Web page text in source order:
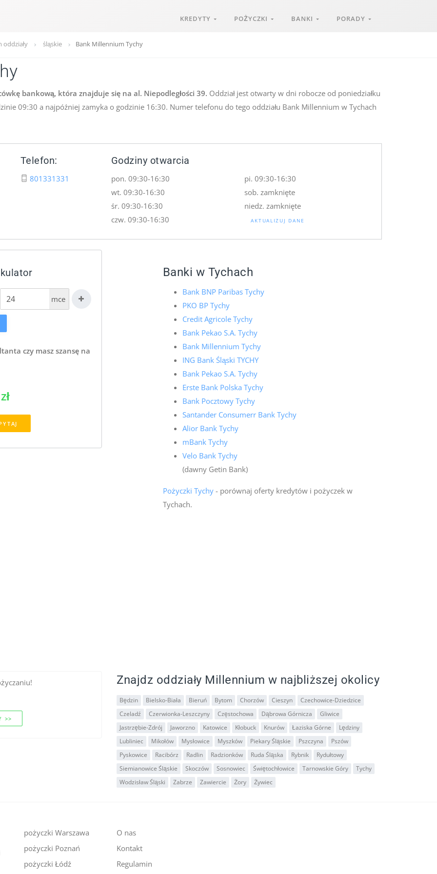
KREDYTY POŻYCZKI BANKI PORADY
oddziały śląskie Bank Millennium Tychy
bankową, która znajduje się na al. Niepodległości 39. Oddział jest otwarty w dni robocze od poniedziałku
09:30 a najpóźniej zamyka o godzinie 16:30. Numer telefonu do tego oddziału Bank Millennium w Tychach
Telefon:
801331331
Godziny otwarcia
pon. 09:30-16:30
wt. 09:30-16:30
śr. 09:30-16:30
czw. 09:30-16:30
pi. 09:30-16:30
sob. zamknięte
niedz. zamknięte
AKTUALIZUJ DANE
mce
czy masz szansę na
Banki w Tychach
Bank BNP Paribas Tychy
PKO BP Tychy
Credit Agricole Tychy
Bank Pekao S.A. Tychy
Bank Millennium Tychy
ING Bank Śląski TYCHY
Bank Pekao S.A. Tychy
Erste Bank Polska Tychy
Bank Pocztowy Tychy
Santander Consumerr Bank Tychy
Alior Bank Tychy
mBank Tychy
Velo Bank Tychy
(dawny Getin Bank)
Pożyczki Tychy- porównaj oferty kredytów i pożyczek w
Tychach.
>>
Znajdz oddziały Millennium w najbliższej okolicy
Będzin Bielsko-Biała Bieruń Bytom Chorzów Cieszyn
Czechowice-Dziedzice
Czeladź
Czerwionka-Leszczyny Częstochowa Dąbrowa Górnicza
Gliwice
Jastrzębie-Zdrój
Jaworzno Katowice Kłobuck Knurów Łaziska Górne
Lędziny
Lubliniec
Mikołów Mysłowice Myszków Piekary Śląskie Pszczyna
Pszów
Pyskowice
Racibórz Radlin Radzionków Ruda Śląska Rybnik
Rydułtowy
Siemianowice Śląskie
Skoczów Sosnowiec Świętochłowice Tarnowskie Góry
Tychy
Wodzisław Śląski
Zabrze Zawiercie Żory Żywiec
pożyczki Warszawa
pożyczki Poznań
pożyczki Łódź
O nas
Kontakt
Regulamin